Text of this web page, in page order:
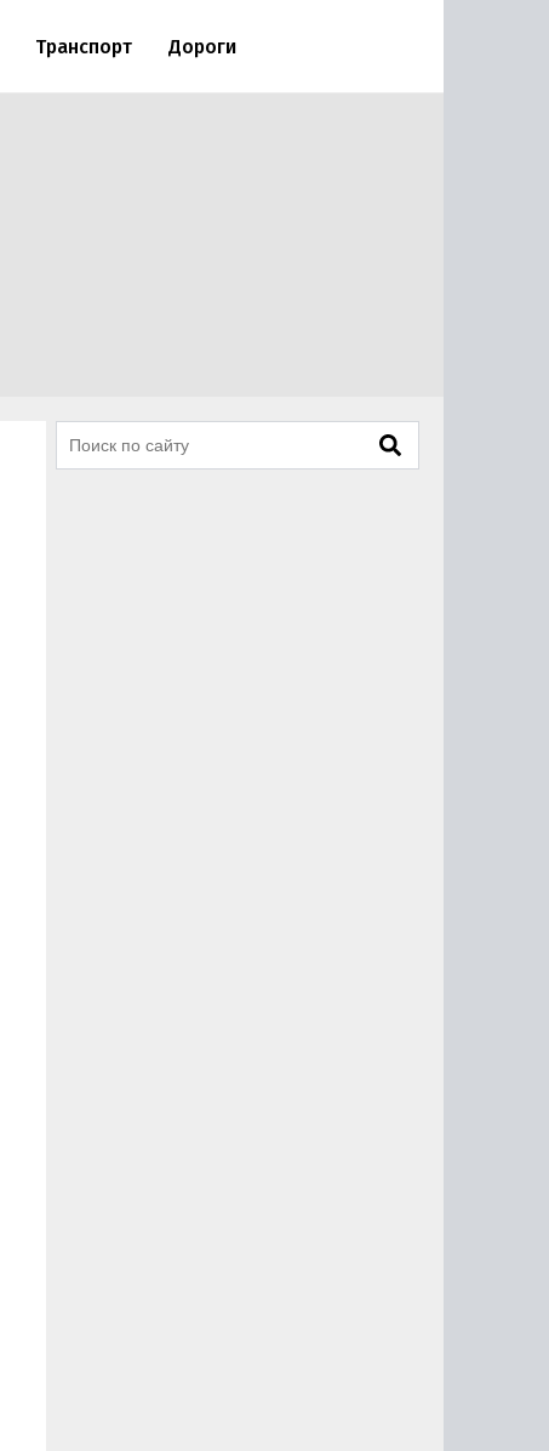
Транспорт Дороги